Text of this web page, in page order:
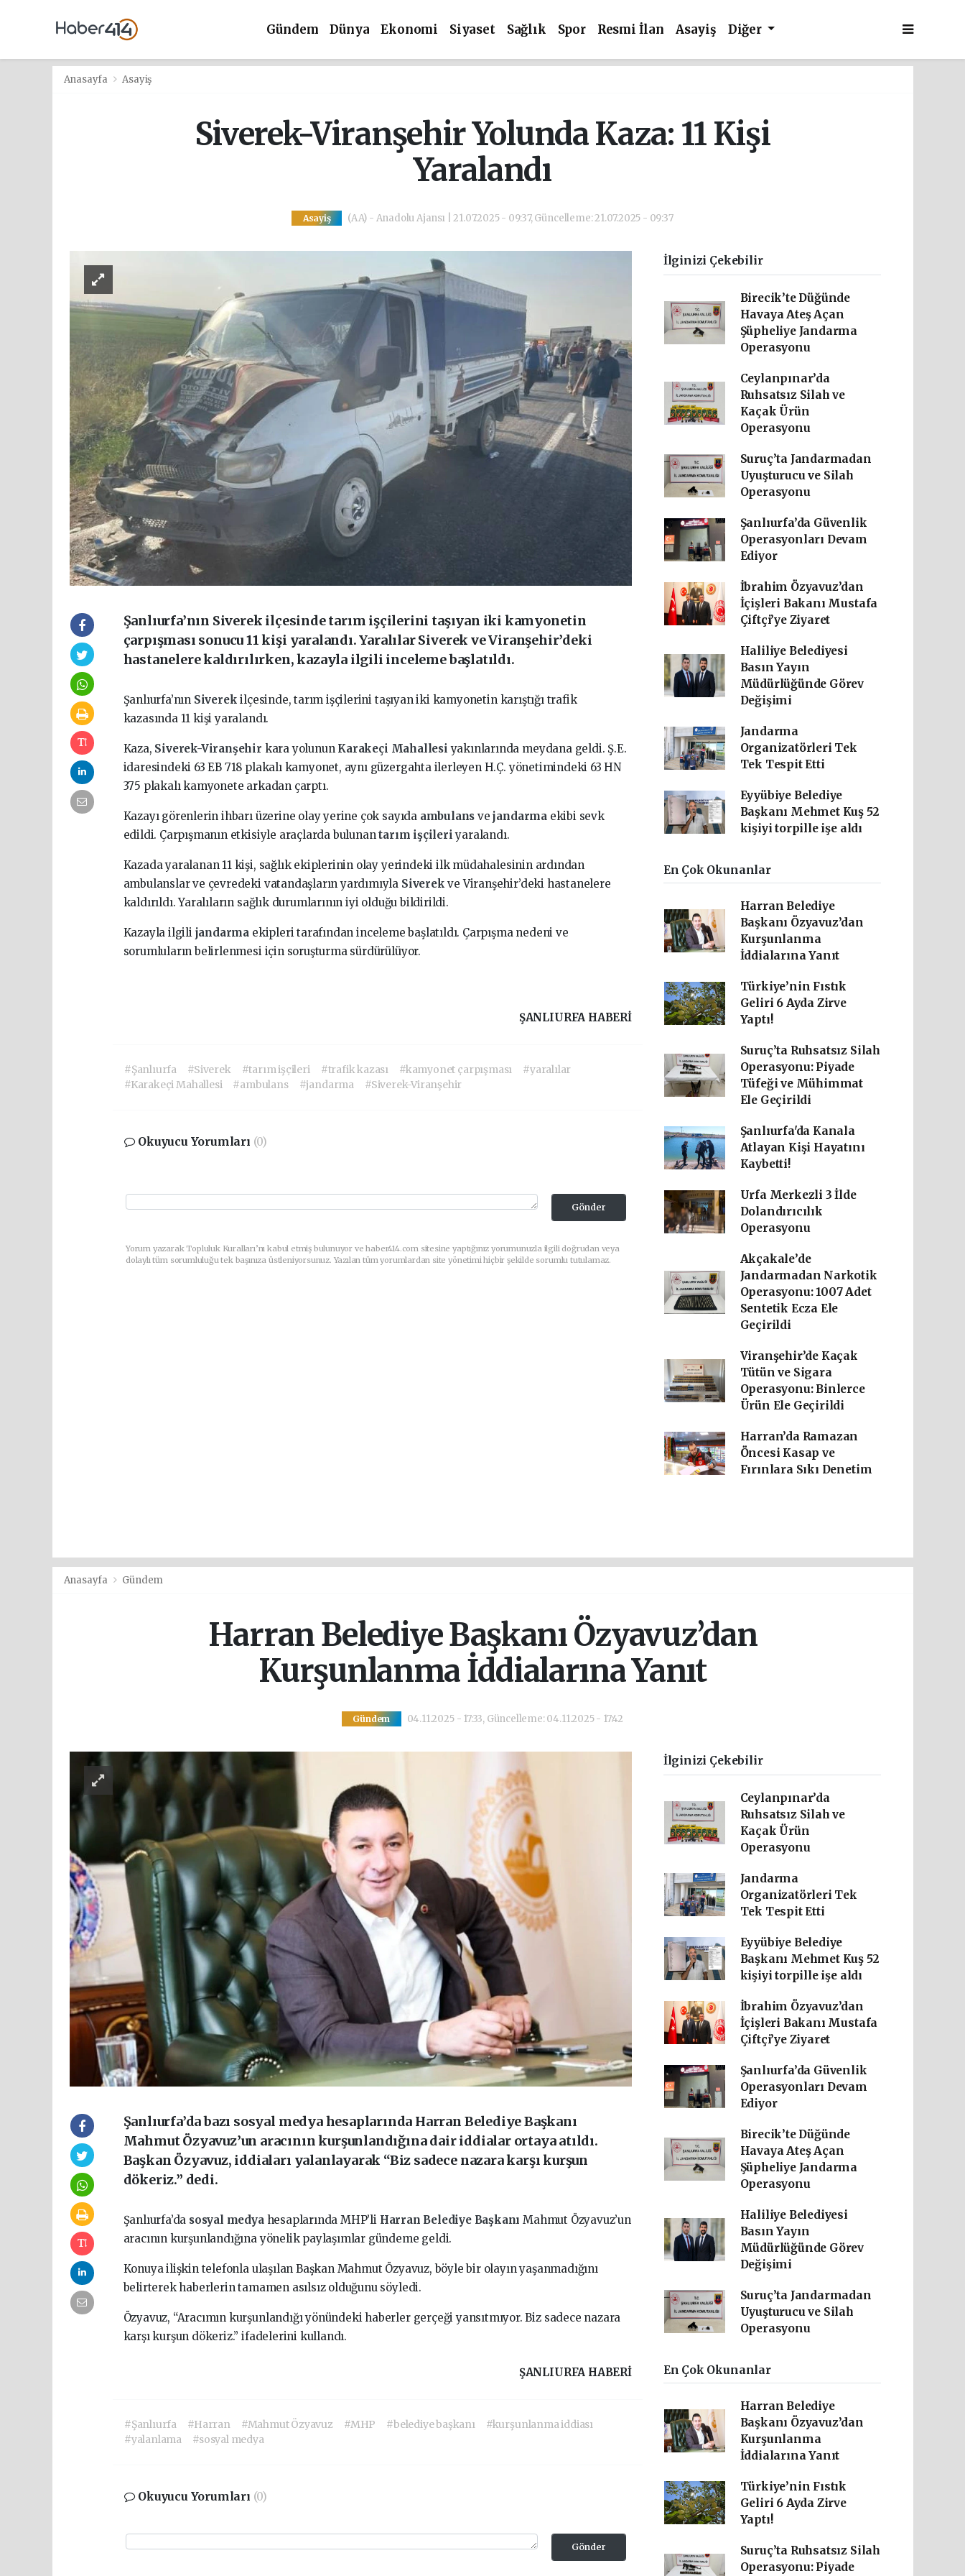
Gündem Dünya Ekonomi Siyaset Sağlık Spor Resmi İlan Asayiş Diğer
Anasayfa Asayiş
Siverek-Viranşehir Yolunda Kaza: 11 Kişi
Yaralandı
Asayiş (AA) - Anadolu Ajansı | 21.07.2025 - 09:37, Güncelleme: 21.07.2025 - 09:37
Şanlıurfa’nın Siverek ilçesinde tarım işçilerini taşıyan iki kamyonetin
çarpışması sonucu 11 kişi yaralandı. Yaralılar Siverek ve Viranşehir’deki
hastanelere kaldırılırken, kazayla ilgili inceleme başlatıldı.
Şanlıurfa’nın Siverekilçesinde, tarım işçilerini taşıyan iki kamyonetin karıştığı trafik
kazasında 11 kişi yaralandı.
Kaza, Siverek-Viranşehir kara yolunun Karakeçi Mahallesiyakınlarında meydana geldi. Ş.E.
idaresindeki 63 EB 718 plakalı kamyonet, aynı güzergahta ilerleyen H.Ç. yönetimindeki 63 HN
375 plakalı kamyonete arkadan çarptı.
Kazayı görenlerin ihbarı üzerine olay yerine çok sayıda ambulansvejandarma ekibi sevk
edildi. Çarpışmanın etkisiyle araçlarda bulunantarım işçileriyaralandı.
Kazada yaralanan 11 kişi, sağlık ekiplerinin olay yerindeki ilk müdahalesinin ardından
ambulanslar ve çevredeki vatandaşların yardımıyla Siverekve Viranşehir’deki hastanelere
kaldırıldı. Yaralıların sağlık durumlarının iyi olduğu bildirildi.
Kazayla ilgili jandarma ekipleri tarafından inceleme başlatıldı. Çarpışma nedeni ve
sorumluların belirlenmesi için soruşturma sürdürülüyor.
ŞANLIURFA HABERİ
#Şanlıurfa #Siverek #tarım işçileri #trafik kazası #kamyonet çarpışması
#yaralılar
#Karakeçi Mahallesi
#ambulans #jandarma #Siverek-Viranşehir
Okuyucu Yorumları (0)
Gönder
Yorum yazarak Topluluk Kuralları’nı kabul etmiş bulunuyor ve haber414.com sitesine yaptığınız yorumunuzla ilgili doğrudan veya
dolaylı tüm sorumluluğu tek başınıza üstleniyorsunuz. Yazılan tüm yorumlardan site yönetimi hiçbir şekilde sorumlu tutulamaz.
İlginizi Çekebilir
Birecik’te Düğünde
Havaya Ateş Açan
Şüpheliye Jandarma
Operasyonu
Ceylanpınar’da
Ruhsatsız Silah ve
Kaçak Ürün
Operasyonu
Suruç’ta Jandarmadan
Uyuşturucu ve Silah
Operasyonu
Şanlıurfa’da Güvenlik
Operasyonları Devam
Ediyor
İbrahim Özyavuz’dan
İçişleri Bakanı Mustafa
Çiftçi’ye Ziyaret
Haliliye Belediyesi
Basın Yayın
Müdürlüğünde Görev
Değişimi
Jandarma
Organizatörleri Tek
Tek Tespit Etti
Eyyübiye Belediye
Başkanı Mehmet Kuş 52
kişiyi torpille işe aldı
En Çok Okunanlar
Harran Belediye
Başkanı Özyavuz’dan
Kurşunlanma
İddialarına Yanıt
Türkiye’nin Fıstık
Geliri 6 Ayda Zirve
Yaptı!
Suruç’ta Ruhsatsız Silah
Operasyonu: Piyade
Tüfeği ve Mühimmat
Ele Geçirildi
Şanlıurfa'da Kanala
Atlayan Kişi Hayatını
Kaybetti!
Urfa Merkezli 3 İlde
Dolandırıcılık
Operasyonu
Akçakale’de
Jandarmadan Narkotik
Operasyonu: 1007 Adet
Sentetik Ecza Ele
Geçirildi
Viranşehir’de Kaçak
Tütün ve Sigara
Operasyonu: Binlerce
Ürün Ele Geçirildi
Harran’da Ramazan
Öncesi Kasap ve
Fırınlara Sıkı Denetim
Anasayfa Gündem
Harran Belediye Başkanı Özyavuz’dan
Kurşunlanma İddialarına Yanıt
Gündem 04.11.2025 - 17:33, Güncelleme: 04.11.2025 - 17:42
Şanlıurfa’da bazı sosyal medya hesaplarında Harran Belediye Başkanı
Mahmut Özyavuz’un aracının kurşunlandığına dair iddialar ortaya atıldı.
Başkan Özyavuz, iddiaları yalanlayarak “Biz sadece nazara karşı kurşun
dökeriz.” dedi.
Şanlıurfa’da sosyal medya hesaplarında MHP’li Harran Belediye BaşkanıMahmut Özyavuz’un
aracının kurşunlandığına yönelik paylaşımlar gündeme geldi.
Konuya ilişkin telefonla ulaşılan Başkan Mahmut Özyavuz, böyle bir olayın yaşanmadığını
belirterek haberlerin tamamen asılsız olduğunu söyledi.
Özyavuz, “Aracımın kurşunlandığı yönündeki haberler gerçeği yansıtmıyor. Biz sadece nazara
karşı kurşun dökeriz.” ifadelerini kullandı.
ŞANLIURFA HABERİ
#Şanlıurfa #Harran #Mahmut Özyavuz #MHP #belediye başkanı
#kurşunlanma iddiası
#yalanlama
#sosyal medya
Okuyucu Yorumları (0)
Gönder
İlginizi Çekebilir
Ceylanpınar’da
Ruhsatsız Silah ve
Kaçak Ürün
Operasyonu
Jandarma
Organizatörleri Tek
Tek Tespit Etti
Eyyübiye Belediye
Başkanı Mehmet Kuş 52
kişiyi torpille işe aldı
İbrahim Özyavuz’dan
İçişleri Bakanı Mustafa
Çiftçi’ye Ziyaret
Şanlıurfa’da Güvenlik
Operasyonları Devam
Ediyor
Birecik’te Düğünde
Havaya Ateş Açan
Şüpheliye Jandarma
Operasyonu
Haliliye Belediyesi
Basın Yayın
Müdürlüğünde Görev
Değişimi
Suruç’ta Jandarmadan
Uyuşturucu ve Silah
Operasyonu
En Çok Okunanlar
Harran Belediye
Başkanı Özyavuz’dan
Kurşunlanma
İddialarına Yanıt
Türkiye’nin Fıstık
Geliri 6 Ayda Zirve
Yaptı!
Suruç’ta Ruhsatsız Silah
Operasyonu: Piyade